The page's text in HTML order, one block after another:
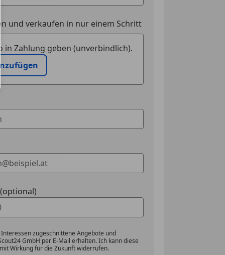
und verkaufen in nur einem Schritt
in Zahlung geben (unverbindlich).
zugeschnittene Angebote und
GmbH per E-Mail erhalten. Ich kann diese
Wirkung für die Zukunft widerrufen.